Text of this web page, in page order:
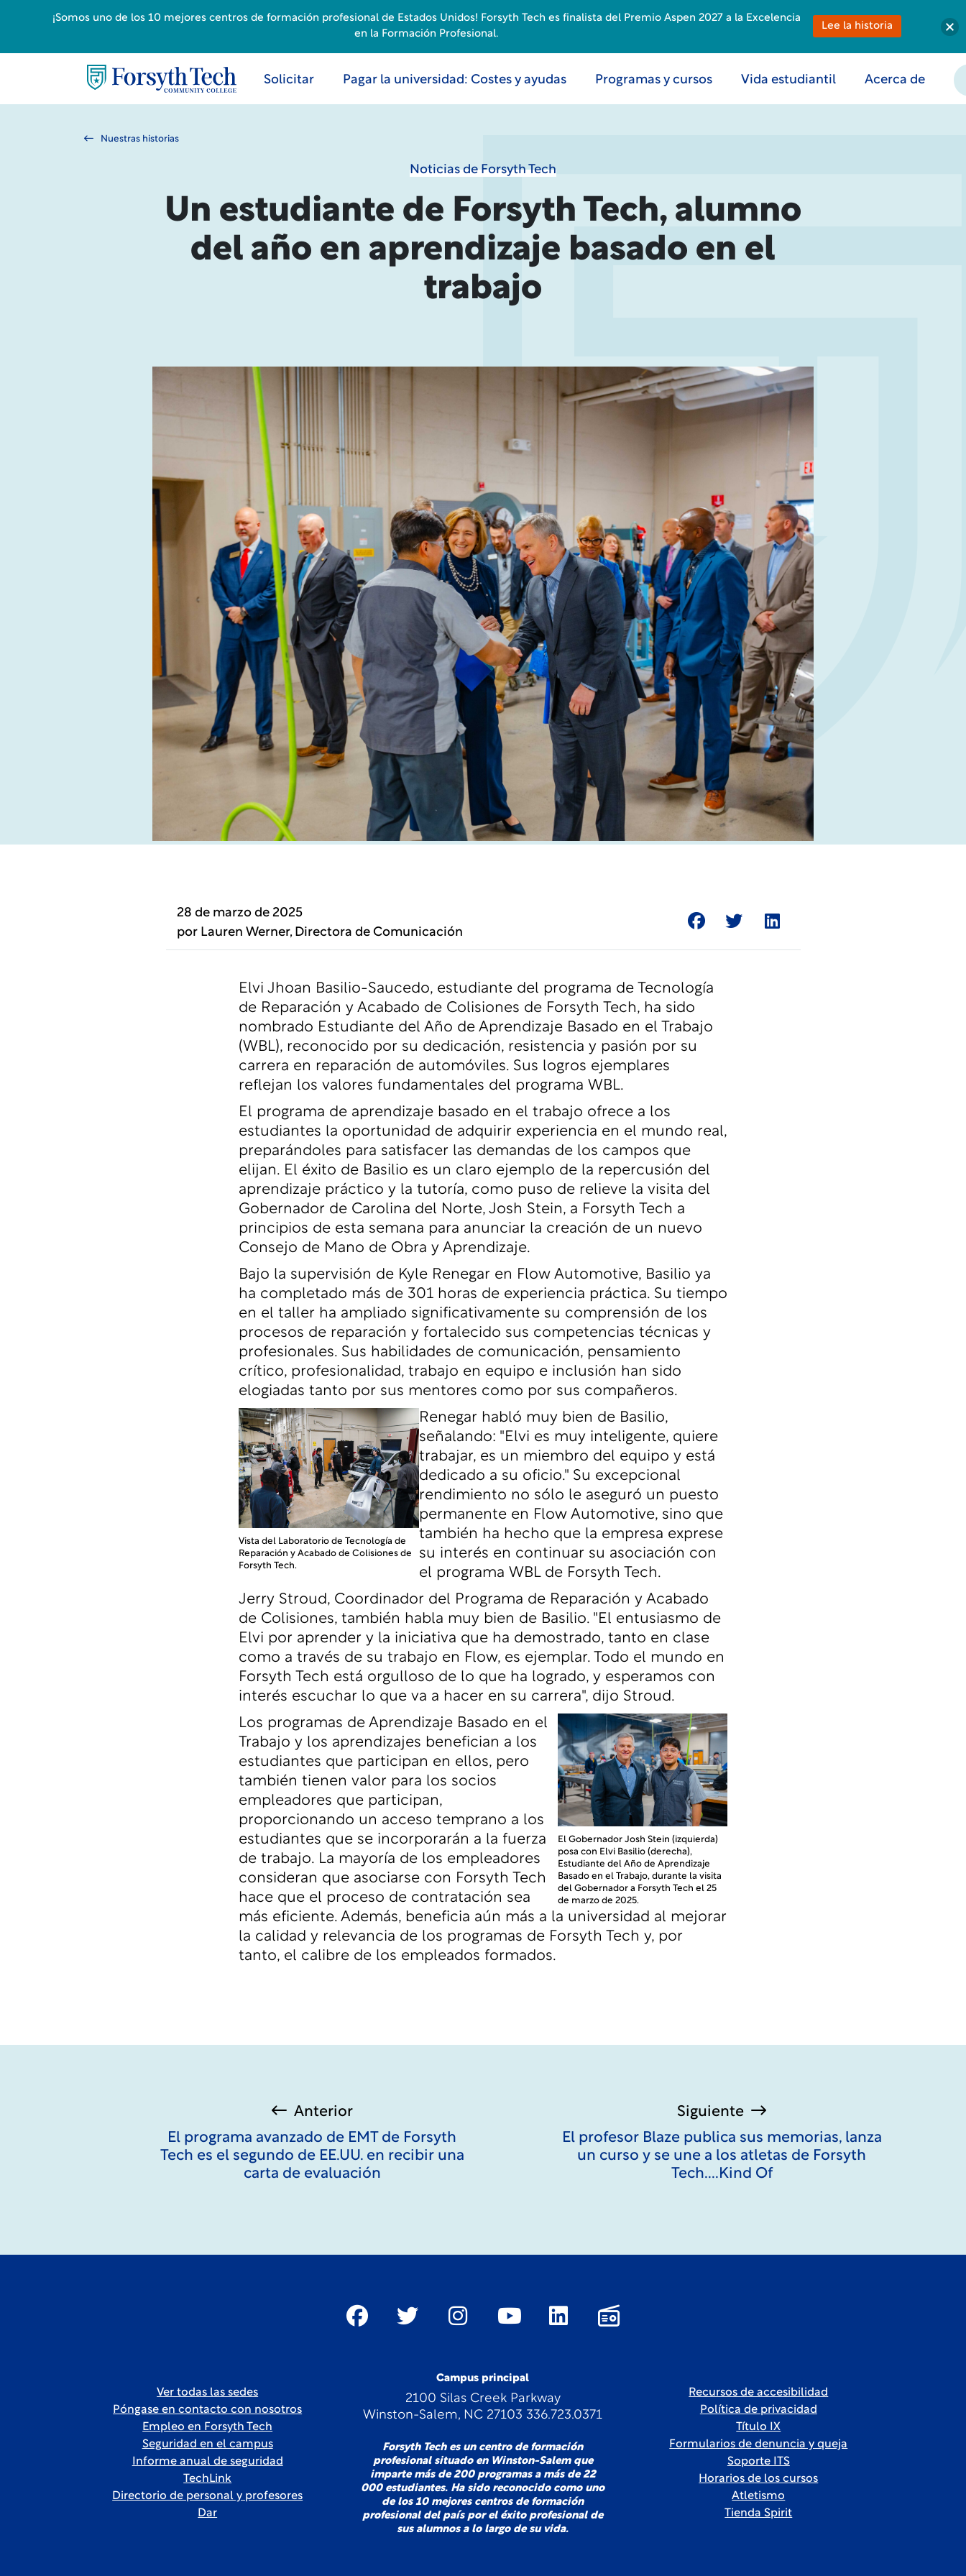
Solicitar Pagar la universidad: Costes y ayudas Programas y cursos Vida estudiantil Acerca de
Nuestras historias
Noticias de Forsyth Tech
Un estudiante de Forsyth Tech, alumno
del año en aprendizaje basado en el
trabajo
28 de marzo de 2025
por Lauren Werner, Directora de Comunicación
Elvi Jhoan Basilio-Saucedo, estudiante del programa de Tecnología
de Reparación y Acabado de Colisiones de Forsyth Tech, ha sido
nombrado Estudiante del Año de Aprendizaje Basado en el Trabajo
(WBL), reconocido por su dedicación, resistencia y pasión por su
carrera en reparación de automóviles. Sus logros ejemplares
reflejan los valores fundamentales del programa WBL.
El programa de aprendizaje basado en el trabajo ofrece a los
estudiantes la oportunidad de adquirir experiencia en el mundo real,
preparándoles para satisfacer las demandas de los campos que
elijan. El éxito de Basilio es un claro ejemplo de la repercusión del
aprendizaje práctico y la tutoría, como puso de relieve la visita del
Gobernador de Carolina del Norte, Josh Stein, a Forsyth Tech a
principios de esta semana para anunciar la creación de un nuevo
Consejo de Mano de Obra y Aprendizaje.
Bajo la supervisión de Kyle Renegar en Flow Automotive, Basilio ya
ha completado más de 301 horas de experiencia práctica. Su tiempo
en el taller ha ampliado significativamente su comprensión de los
procesos de reparación y fortalecido sus competencias técnicas y
profesionales. Sus habilidades de comunicación, pensamiento
crítico, profesionalidad, trabajo en equipo e inclusión han sido
elogiadas tanto por sus mentores como por sus compañeros.
Vista del Laboratorio de Tecnología de
Reparación y Acabado de Colisiones de
Forsyth Tech.
Renegar habló muy bien de Basilio,
señalando: "Elvi es muy inteligente, quiere
trabajar, es un miembro del equipo y está
dedicado a su oficio." Su excepcional
rendimiento no sólo le aseguró un puesto
permanente en Flow Automotive, sino que
también ha hecho que la empresa exprese
su interés en continuar su asociación con
el programa WBL de Forsyth Tech.
Jerry Stroud, Coordinador del Programa de Reparación y Acabado
de Colisiones, también habla muy bien de Basilio. "El entusiasmo de
Elvi por aprender y la iniciativa que ha demostrado, tanto en clase
como a través de su trabajo en Flow, es ejemplar. Todo el mundo en
Forsyth Tech está orgulloso de lo que ha logrado, y esperamos con
interés escuchar lo que va a hacer en su carrera", dijo Stroud.
El Gobernador Josh Stein (izquierda)
posa con Elvi Basilio (derecha),
Estudiante del Año de Aprendizaje
Basado en el Trabajo, durante la visita
del Gobernador a Forsyth Tech el 25
de marzo de 2025.
Los programas de Aprendizaje Basado en el
Trabajo y los aprendizajes benefician a los
estudiantes que participan en ellos, pero
también tienen valor para los socios
empleadores que participan,
proporcionando un acceso temprano a los
estudiantes que se incorporarán a la fuerza
de trabajo. La mayoría de los empleadores
consideran que asociarse con Forsyth Tech
hace que el proceso de contratación sea
más eficiente. Además, beneficia aún más a la universidad al mejorar
la calidad y relevancia de los programas de Forsyth Tech y, por
tanto, el calibre de los empleados formados.
Anterior
El programa avanzado de EMT de Forsyth
Tech es el segundo de EE.UU. en recibir una
carta de evaluación
Siguiente
El profesor Blaze publica sus memorias, lanza
un curso y se une a los atletas de Forsyth
Tech....Kind Of
Campus principal
2100 Silas Creek Parkway
Winston-Salem, NC 27103 336.723.0371
Forsyth Tech es un centro de formación
profesional situado en Winston-Salem que
imparte más de 200 programas a más de 22
000 estudiantes. Ha sido reconocido como uno
de los 10 mejores centros de formación
profesional del país por el éxito profesional de
sus alumnos a lo largo de su vida.
Ver todas las sedes
Póngase en contacto con nosotros
Empleo en Forsyth Tech
Seguridad en el campus
Informe anual de seguridad
TechLink
Directorio de personal y profesores
Dar
Recursos de accesibilidad
Política de privacidad
Título IX
Formularios de denuncia y queja
Soporte ITS
Horarios de los cursos
Atletismo
Tienda Spirit
¡Somos uno de los 10 mejores centros de formación profesional de Estados Unidos! Forsyth Tech es finalista del Premio Aspen 2027 a la Excelencia
en la Formación Profesional.
Lee la historia